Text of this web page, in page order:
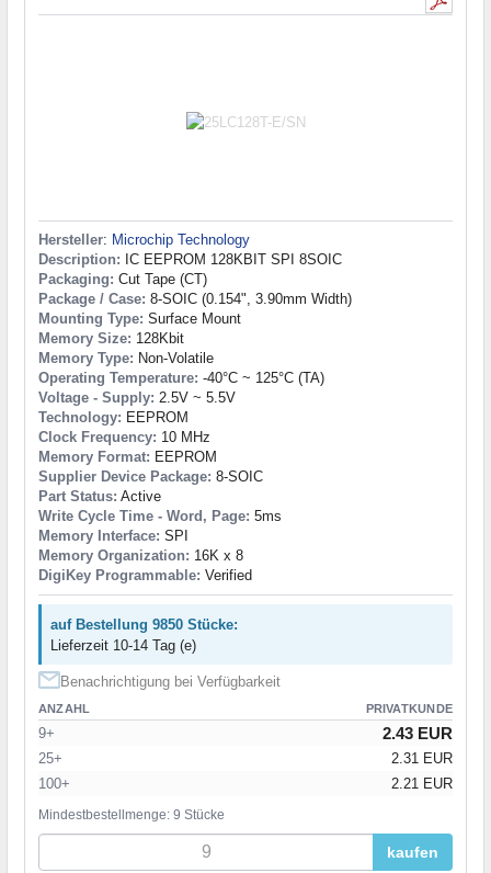
Hersteller: Microchip Technology
Description: IC EEPROM 128KBIT SPI 8SOIC
Packaging: Cut Tape (CT)
Package / Case: 8-SOIC (0.154", 3.90mm Width)
Mounting Type: Surface Mount
Memory Size: 128Kbit
Memory Type: Non-Volatile
Operating Temperature: -40°C ~ 125°C (TA)
Voltage - Supply: 2.5V ~ 5.5V
Technology: EEPROM
Clock Frequency: 10 MHz
Memory Format: EEPROM
Supplier Device Package: 8-SOIC
Part Status: Active
Write Cycle Time - Word, Page: 5ms
Memory Interface: SPI
Memory Organization: 16K x 8
DigiKey Programmable: Verified
auf Bestellung 9850 Stücke:
Lieferzeit 10-14 Tag (e)
Benachrichtigung bei Verfügbarkeit
ANZAHL PRIVATKUNDE
9+ 2.43 EUR
25+
2.31 EUR
100+
2.21 EUR
Mindestbestellmenge: 9 Stücke
kaufen